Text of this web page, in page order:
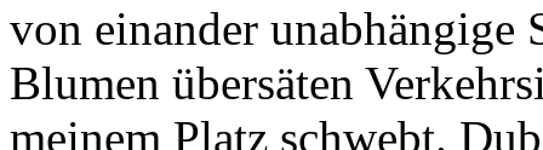
von einander
Blumen übersäten
meinem Platz schwebt.